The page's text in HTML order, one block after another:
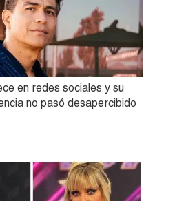
en redes sociales y su
no pasó desapercibido